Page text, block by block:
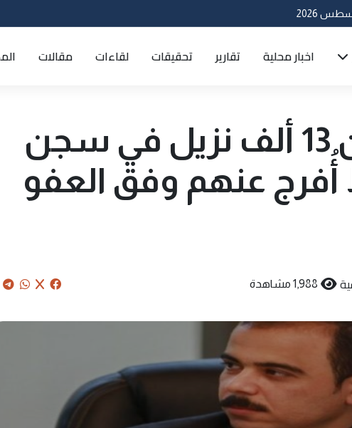
اخبار محلية تقارير تحقيقات لقاءات مقالات
القيسي: أكثر من 13 ألف نزيل في سجن
45 فقط أُفرج عنهم وفق العفو
1,988 مشاهدة